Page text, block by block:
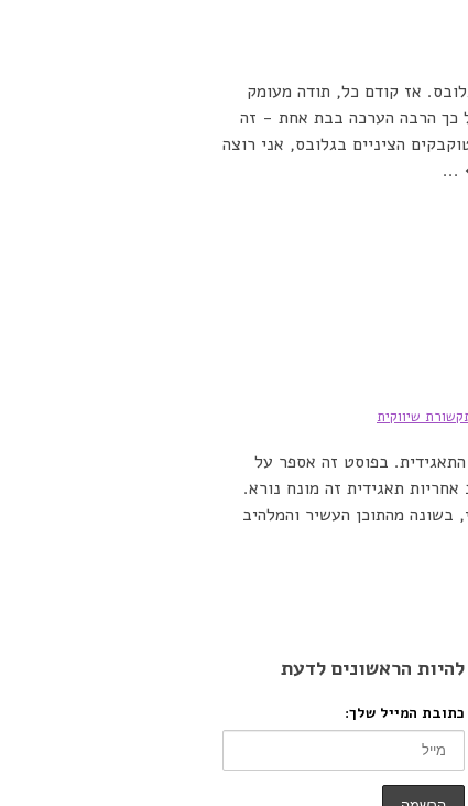
אז קודם כל, תודה מעומק
כך הרבה הערכה בבת אחת - זה
הציניים בגלובס, אני רוצה
שיווקית
התאגידית. בפוסט זה אספר על
תאגידית זה מונח נורא.
‏בשונה מהתוכן העשיר והמלהיב
להיות הראשונים לדעת
כתובת המייל שלך: